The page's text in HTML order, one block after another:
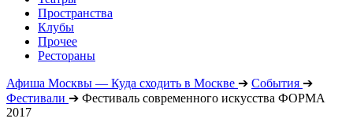
Пространства
Клубы
Прочее
Рестораны
Афиша Москвы — Куда сходить в Москве ➔ События ➔
Фестивали ➔ Фестиваль современного искусства ФОРМА
2017